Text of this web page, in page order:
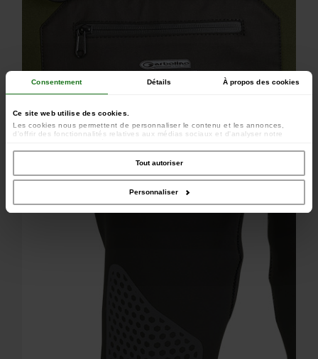
Consentement Détails À propos des cookies
Ce site web utilise des cookies.
Les cookies nous permettent de personnaliser le contenu et les annonces,
d'offrir des fonctionnalités relatives aux médias sociaux et d'analyser notre
avec nos partenaires de médias sociaux, de publicité et d'analyse, qui peuvent
combiner celles-ci avec d'autres informations que vous leur avez fournies ou
qu'ils ont collectées lors de votre utilisation de leurs services.
Tout autoriser
Personnaliser
Poche ventrale avec fermeture éclair semi étanche